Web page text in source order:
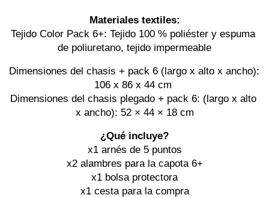
Materiales textiles:
Tejido Color Pack 6+: Tejido 100 % poliéster y espuma
de poliuretano, tejido impermeable
Dimensiones del chasis + pack 6 (largo x alto x ancho):
106 x 86 x 44 cm
Dimensiones del chasis plegado + pack 6: (largo x alto
x ancho): 52 × 44 × 18 cm
¿Qué incluye?
x1 arnés de 5 puntos
x2 alambres para la capota 6+
x1 bolsa protectora
x1 cesta para la compra